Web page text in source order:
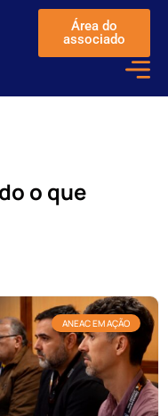
Área do
associado
o que
ANEAC EM AÇÃO